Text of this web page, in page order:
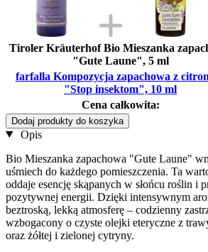
Tiroler Kräuterhof Bio Mieszanka
"Gute Laune", 5 ml
farfalla Kompozycja zapachowa z
"Stop insektom", 10 ml
Cena całkowita:
Dodaj produkty do koszyka
Opis
Bio Mieszanka zapachowa "Gute Laune"
uśmiech do każdego pomieszczenia. Ta
oddaje esencję skąpanych w słońcu roślin i
pozytywnej energii. Dzięki intensywnym
beztroską, lekką atmosferę – codzienny
wzbogacony o czyste olejki eteryczne z
oraz żółtej i zielonej cytryny.